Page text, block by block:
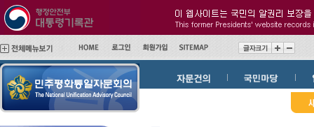
인
메
바
문
바
가